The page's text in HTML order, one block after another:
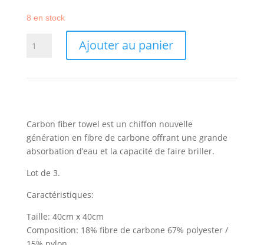
8 en stock
fiber
Ajouter au panier
Carbon fiber towel est un chiffon nouvelle
génération en fibre de carbone offrant une grande
absorbation d’eau et la capacité de faire briller.
Lot de 3.
Caractéristiques:
Taille: 40cm x 40cm
Composition: 18% fibre de carbone 67% polyester /